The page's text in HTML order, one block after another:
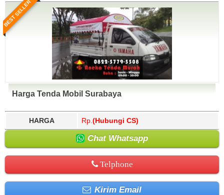
BEST SELLER
Harga Tenda Mobil Surabaya
HARGA Rp. (Hubungi CS)
Chat Whatsapp
Telphone
Kirim Email